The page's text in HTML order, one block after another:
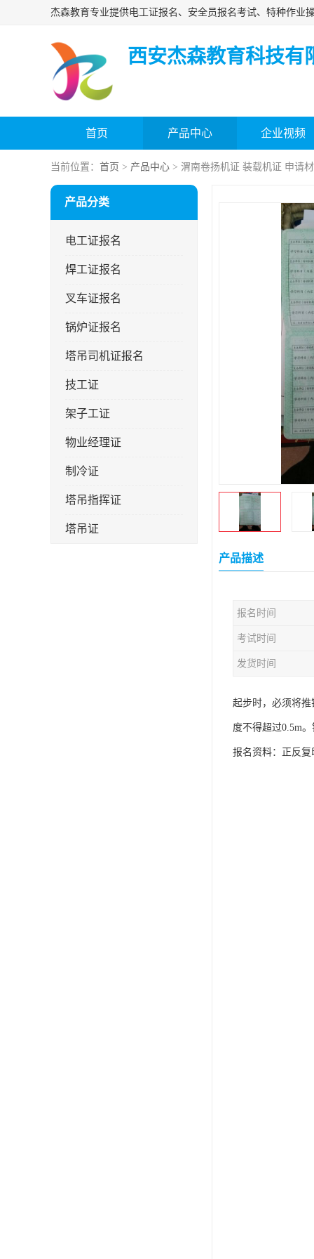
西安杰森教育科技有
首页 产品中心 企业视频
当前位置： 首页 > 产品中心 > 渭南卷扬机证 装载机证 申请
产品分类
电工证报名
焊工证报名
叉车证报名
锅炉证报名
塔吊司机证报名
技工证
架子工证
物业经理证
制冷证
塔吊指挥证
塔吊证
产品描述
报名时间
考试时间
发货时间
起步时，必须将
度不得超过0.5m
报名资料：正反复